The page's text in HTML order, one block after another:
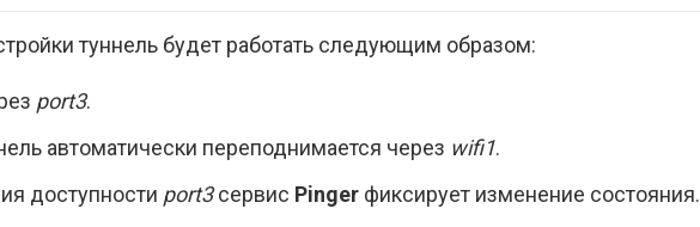
туннель будет работать следующим образом:
port3.
автоматически переподнимается через wifi1.
доступности port3сервис Pingerфиксирует изменение состояния.